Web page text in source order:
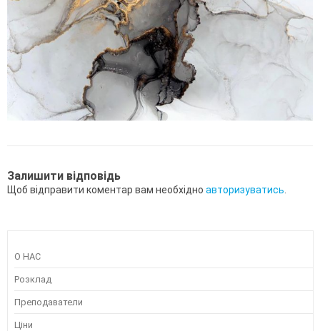
Залишити відповідь
Щоб відправити коментар вам необхідно авторизуватись.
О НАС
Розклад
Преподаватели
Ціни